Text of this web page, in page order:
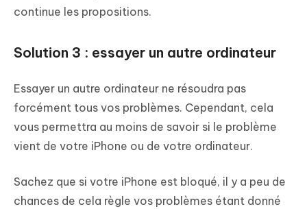
continue les propositions.
Solution 3 : essayer un autre ordinateur
Essayer un autre ordinateur ne résoudra pas
forcément tous vos problèmes. Cependant, cela
vous permettra au moins de savoir si le problème
vient de votre iPhone ou de votre ordinateur.
Sachez que si votre iPhone est bloqué, il y a peu de
chances de cela règle vos problèmes étant donné